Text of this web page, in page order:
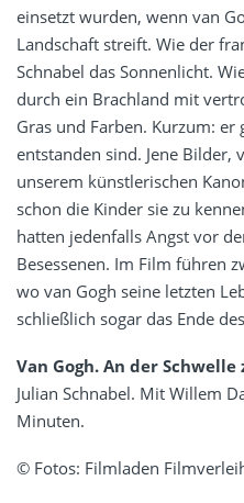
einsetzt wurden, wenn van
Landschaft streift. Wie der
Schnabel das Sonnenlicht.
durch ein Brachland mit
Gras und Farben. Kurzum:
entstanden sind. Jene Bilder,
unserem künstlerischen
schon die Kinder sie zu
hatten jedenfalls Angst vor
Besessenen. Im Film führen
wo van Gogh seine letzten
schließlich sogar das Ende
Van Gogh. An der
Julian Schnabel. Mit Willem
Minuten.
© Fotos: Filmladen